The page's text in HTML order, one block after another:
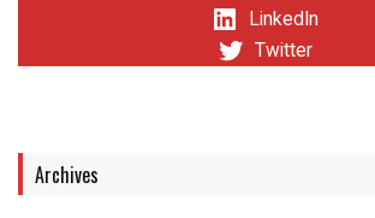
LinkedIn
Twitter
Archives